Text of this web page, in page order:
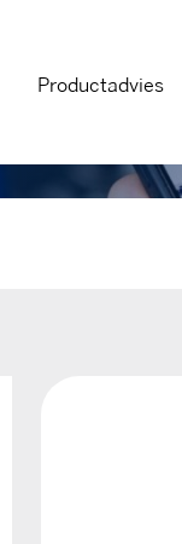
Productadvies